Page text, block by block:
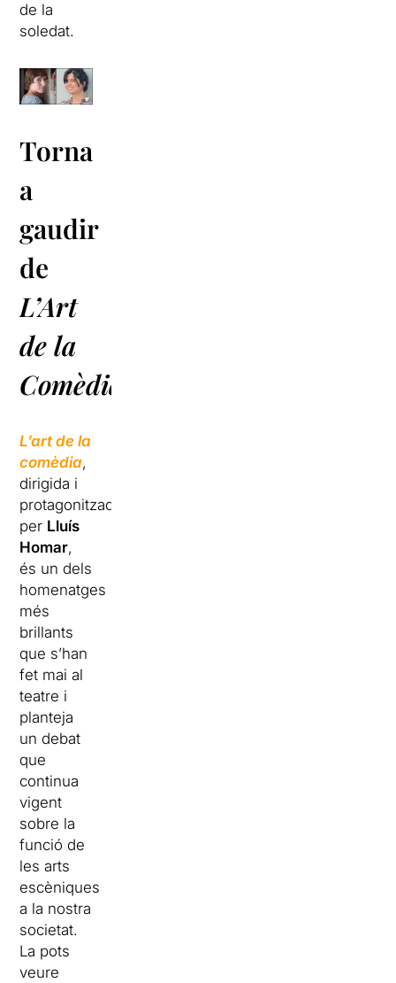
de la
soledat.
Torna
a
gaudir
de
L’Art
de la
Comèdia
L’art de la
comèdia,
dirigida i
protagonitzada
per Lluís
Homar,
és un dels
homenatges
més
brillants
que s’han
fet mai al
teatre i
planteja
un debat
que
continua
vigent
sobre la
funció de
les arts
escèniques
a la nostra
societat.
La pots
veure